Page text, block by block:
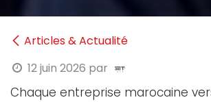
Articles & Actualité
12 juin 2026 par
Chaque entreprise marocaine